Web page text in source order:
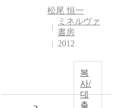
松尾 恒一
ミネルヴァ
書房
2012
복
사/
대
출